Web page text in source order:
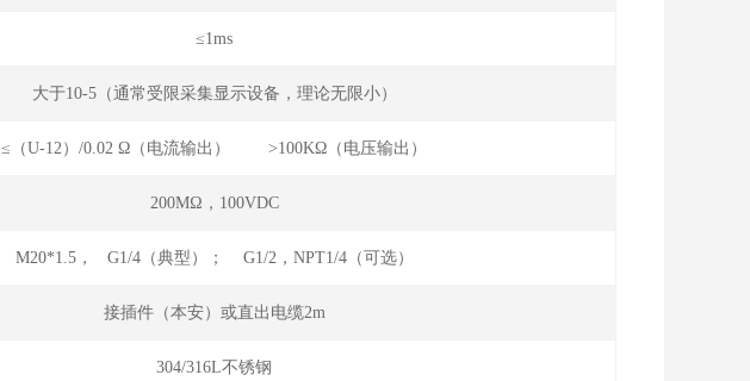
≤1ms
大于10-5（通常受限采集显示设备，理论无限小）
≤（U-12）/0.02 Ω（电流输出） >100KΩ（电压输出）
200MΩ，100VDC
M20*1.5， G1/4（典型）； G1/2，NPT1/4（可选）
接插件（本安）或直出电缆2m
304/316L不锈钢